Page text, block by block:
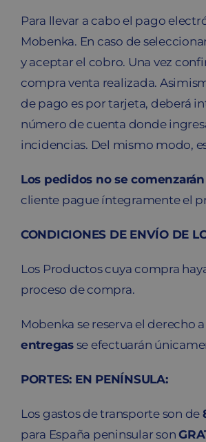
Para llevar a cabo el pago
Mobenka. En caso de
y aceptar el cobro. Una vez
compra venta realizada.
de pago es por tarjeta, deberá
número de cuenta donde
incidencias. Del mismo modo,
Los pedidos no se
cliente pague íntegramente el
CONDICIONES DE ENVÍO DE
Los Productos cuya compra
proceso de compra.
Mobenka se reserva el derecho
entregasse efectuarán
PORTES: EN PENÍNSULA:
Los gastos de transporte son de
para España peninsular son